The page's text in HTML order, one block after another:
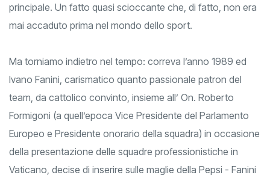
inserire un messaggio sulle maglie al posto dello sponsor
principale. Un fatto quasi scioccante che, di fatto, non era
Ma torniamo indietro nel tempo: correva l’anno 1989 ed
Ivano Fanini, carismatico quanto passionale patron del
team, da cattolico convinto, insieme all’ On. Roberto
Formigoni (a quell’epoca Vice Presidente del Parlamento
Europeo e Presidente onorario della squadra) in occasione
della presentazione delle squadre professionistiche in